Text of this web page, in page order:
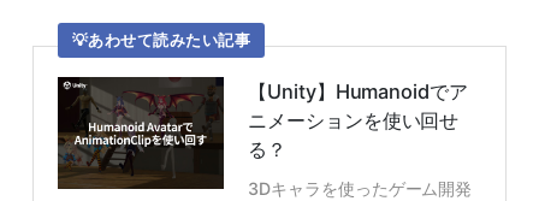
あわせて読みたい記事
【Unity】Humanoidでア
ニメーションを使い回せ
る？
3Dキャラを使ったゲーム開発